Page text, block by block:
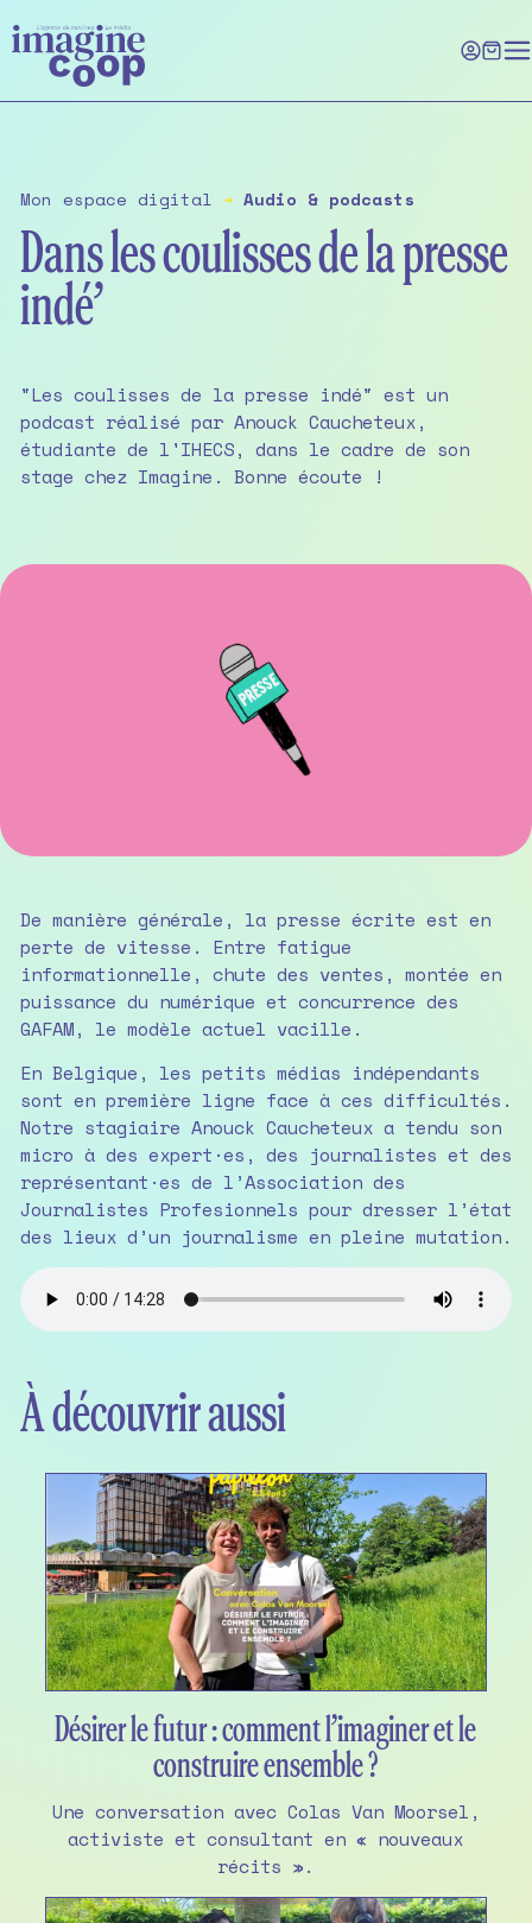
to
the
content
Mon espace digital ➔ Audio & podcasts
Dans les coulisses de la presse
indé’
"Les coulisses de la presse indé" est un
podcast réalisé par Anouck Caucheteux,
étudiante de l'IHECS, dans le cadre de son
stage chez Imagine. Bonne écoute !
De manière générale, la presse écrite est en
perte de vitesse. Entre fatigue
informationnelle, chute des ventes, montée en
puissance du numérique et concurrence des
GAFAM, le modèle actuel vacille.
En Belgique, les petits médias indépendants
sont en première ligne face à ces difficultés.
Notre stagiaire Anouck Caucheteux a tendu son
micro à des expert·es, des journalistes et des
représentant·es de l’Association des
Journalistes Profesionnels pour dresser l’état
des lieux d’un journalisme en pleine mutation.
À découvrir aussi
Désirer le futur : comment l’imaginer et le
construire ensemble ?
Une conversation avec Colas Van Moorsel,
activiste et consultant en « nouveaux
récits ».